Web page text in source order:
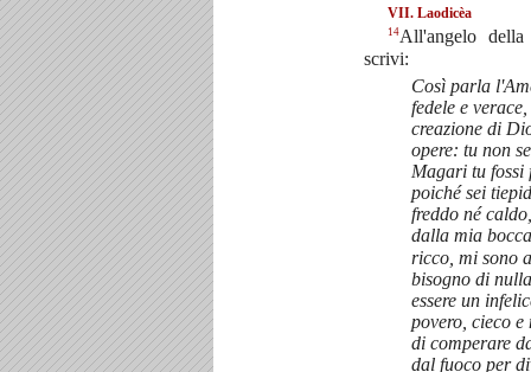
VII. Laodicèa
14All'angelo
scrivi:
Così parla
fedele e
creazione di
opere: tu non
Magari tu
poiché sei
freddo né
dalla mia
ricco, mi sono
bisogno di
essere un
povero, cieco
di comperare
dal fuoco per